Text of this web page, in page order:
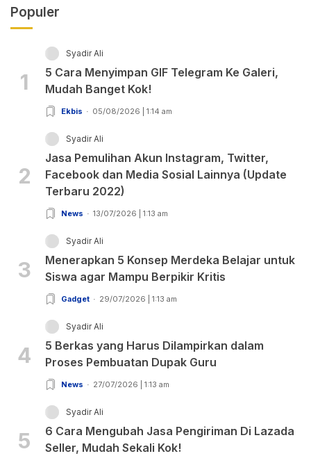
Populer
1
Syadir Ali
5 Cara Menyimpan GIF Telegram Ke Galeri,
Mudah Banget Kok!
Ekbis 05/08/2026 | 1:14 am
2
Syadir Ali
Jasa Pemulihan Akun Instagram, Twitter,
Facebook dan Media Sosial Lainnya (Update
Terbaru 2022)
News 13/07/2026 | 1:13 am
3
Syadir Ali
Menerapkan 5 Konsep Merdeka Belajar untuk
Siswa agar Mampu Berpikir Kritis
Gadget 29/07/2026 | 1:13 am
4
Syadir Ali
5 Berkas yang Harus Dilampirkan dalam
Proses Pembuatan Dupak Guru
News 27/07/2026 | 1:13 am
5
Syadir Ali
6 Cara Mengubah Jasa Pengiriman Di Lazada
Seller, Mudah Sekali Kok!